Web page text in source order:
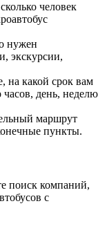
человек
нужен
экскурсии,
на какой срок вам
часов, день, неделю
маршрут
пункты.
поиск компаний,
с